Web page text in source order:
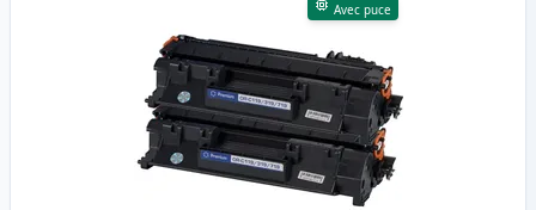
Avec puce